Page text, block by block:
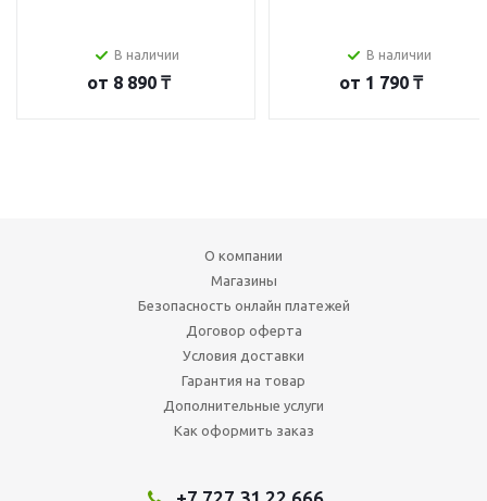
В наличии
от 8 890 ₸
В наличии
от 1 790 ₸
О компании
Магазины
Безопасность онлайн платежей
Договор оферта
Условия доставки
Гарантия на товар
Дополнительные услуги
Как оформить заказ